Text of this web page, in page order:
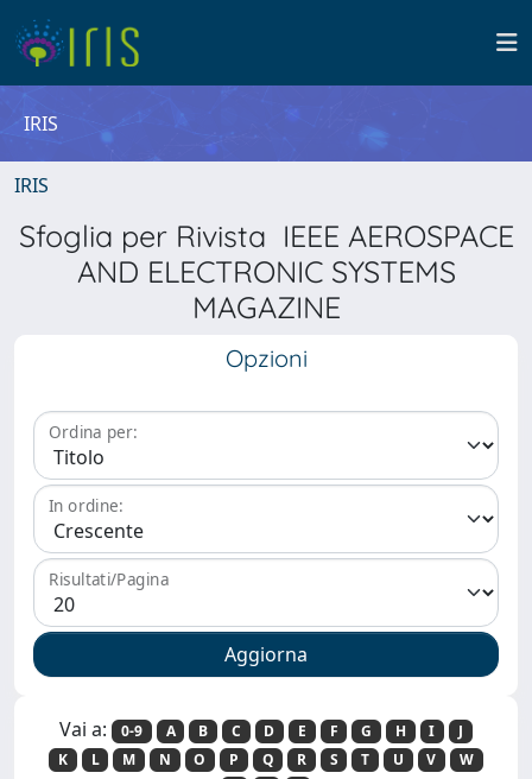
IRIS
IRIS
Sfoglia per Rivista IEEE AEROSPACE
AND ELECTRONIC SYSTEMS
MAGAZINE
Opzioni
Ordina per:
In ordine:
Risultati/Pagina
Vai a: 0-9 A B C D E F G H I
J
K
L M N O P Q R S T U V
W